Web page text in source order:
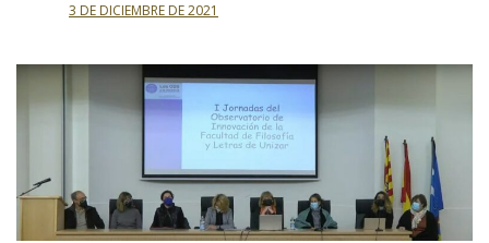
3 DE DICIEMBRE DE 2021